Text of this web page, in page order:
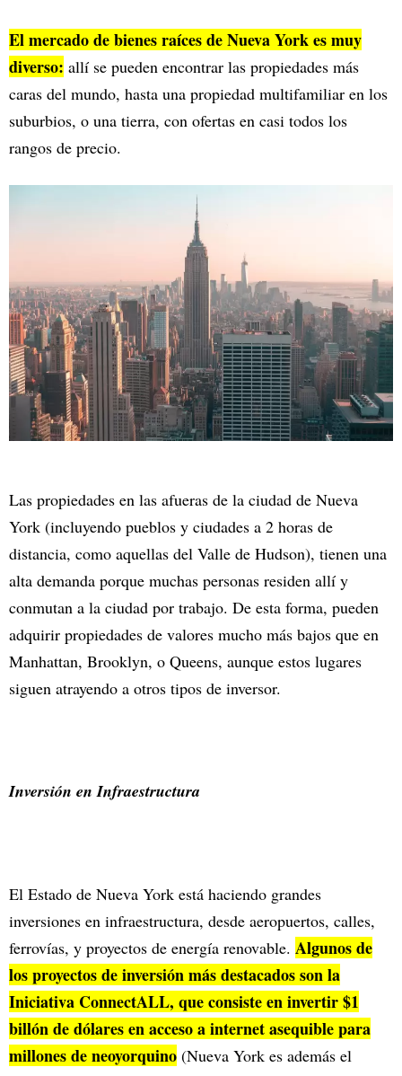
El mercado de bienes raíces de Nueva York es muy
diverso: allí se pueden encontrar las propiedades más
caras del mundo, hasta una propiedad multifamiliar en los
suburbios, o una tierra, con ofertas en casi todos los
rangos de precio.
Las propiedades en las afueras de la ciudad de Nueva
York (incluyendo pueblos y ciudades a 2 horas de
distancia, como aquellas del Valle de Hudson), tienen una
alta demanda porque muchas personas residen allí y
conmutan a la ciudad por trabajo. De esta forma, pueden
adquirir propiedades de valores mucho más bajos que en
Manhattan, Brooklyn, o Queens, aunque estos lugares
siguen atrayendo a otros tipos de inversor.
Inversión en Infraestructura
El Estado de Nueva York está haciendo grandes
inversiones en infraestructura, desde aeropuertos, calles,
ferrovías, y proyectos de energía renovable. Algunos de
los proyectos de inversión más destacados son la
Iniciativa ConnectALL, que consiste en invertir $1
billón de dólares en acceso a internet asequible para
millones de neoyorquino (Nueva York es además el